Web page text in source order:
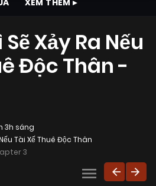
XEM THÊM ▸
Xảy Ra Nếu
Độc Thân -
3h sáng
Tài Xế Thuê Độc Thân
3